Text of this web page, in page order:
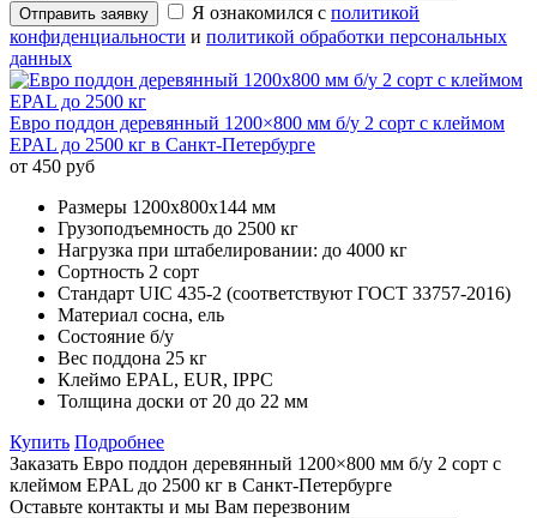
Отправить заявку Я ознакомился с политикой
конфиденциальности и политикой обработки персональных
данных
Евро поддон деревянный 1200×800 мм б/у 2 сорт с клеймом
EPAL до 2500 кг в Санкт-Петербурге
от 450 руб
Размеры 1200х800х144 мм
Грузоподъемность до 2500 кг
Нагрузка при штабелировании: до 4000 кг
Сортность 2 сорт
Стандарт UIC 435-2 (соответствуют ГОСТ 33757-2016)
Материал сосна, ель
Состояние б/у
Вес поддона 25 кг
Клеймо EPAL, EUR, IPPC
Толщина доски от 20 до 22 мм
Купить Подробнее
Заказать Евро поддон деревянный 1200×800 мм б/у 2 сорт с
клеймом EPAL до 2500 кг в Санкт-Петербурге
Оставьте контакты и мы Вам перезвоним